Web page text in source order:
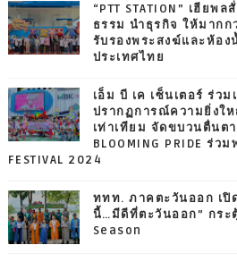
“PTT STATION” เฮีย
ธรรม นำธุรกิจ ให้มากก
รับรองพระสงฆ์และห้อง
ประเทศไทย
เอ็ม บี เค เซ็นเตอร์ ร่ว
ปรากฏการณ์ความยิ่งใ
เท่าเทียม จัดขบวนตื่นตา
BLOOMING PRIDE ร่วม
FESTIVAL 2024
ททท. ภาคตะวันออก เปิ
นี้…มีดีที่ตะวันออก” กระ
Season